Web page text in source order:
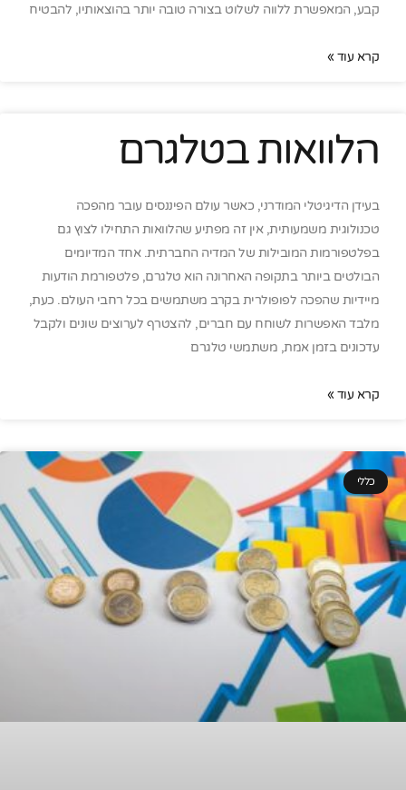
קבע, המאפשרת ללווה לשלוט בצורה טובה יותר בהוצאותיו, להבטיח
קרא עוד »
הלוואות בטלגרם
בעידן הדיגיטלי המודרני, כאשר עולם הפיננסים עובר מהפכה
טכנולוגית משמעותית, אין זה מפתיע שהלוואות התחילו לצוץ גם
בפלטפורמות המובילות של המדיה החברתית. אחד המדיומים
הבולטים ביותר בתקופה האחרונה הוא טלגרם, פלטפורמת הודעות
מיידיות שהפכה לפופולרית בקרב משתמשים בכל רחבי העולם. כעת,
מלבד האפשרות לשוחח עם חברים, להצטרף לערוצים שונים ולקבל
עדכונים בזמן אמת, משתמשי טלגרם
קרא עוד »
כללי